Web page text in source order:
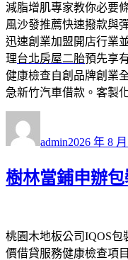
減脂增肌專家教你必要
風沙發推薦快速撥款與
迅速創業加盟開店行業
理台北房屋二胎預先享
健康檢查自創品牌創業
急新竹汽車借款。客製
者
admin佈
期:
2026 年 8 月
樹林當鋪申辦
桃園木地板公司IQOS包
價借貸服務健康檢查項目